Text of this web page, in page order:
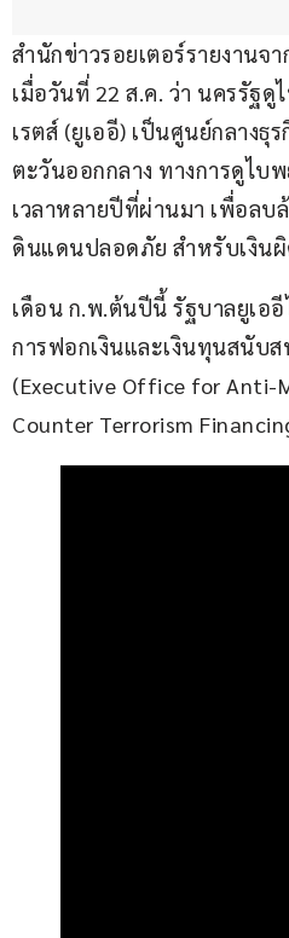
สำนักข่าวรอยเตอร์รายงานจ
เมื่อวันที่ 22 ส.ค. ว่า นครรัฐ
เรตส์ (ยูเออี) เป็นศูนย์กลางธุร
ตะวันออกกลาง ทางการดูไบ
เวลาหลายปีที่ผ่านมา เพื่อล
ดินแดนปลอดภัย สำหรับเงิน
เดือน ก.พ.ต้นปีนี้ รัฐบาลยูเอ
การฟอกเงินและเงินทุนสนับส
(Executive Office for Anti-
Counter Terrorism